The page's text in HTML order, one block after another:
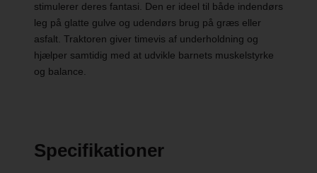
stimulerer deres fantasi. Den er ideel til både indendørs
leg på glatte gulve og udendørs brug på græs eller
asfalt. Traktoren giver timevis af underholdning og
hjælper samtidig med at udvikle barnets muskelstyrke
og balance.
Specifikationer